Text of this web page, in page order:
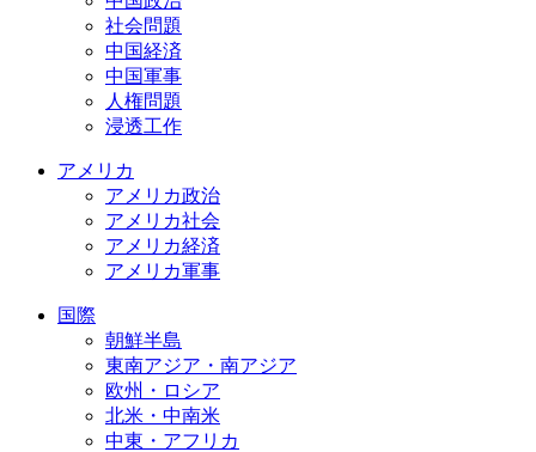
社会問題
中国経済
中国軍事
人権問題
浸透工作
アメリカ
アメリカ政治
アメリカ社会
アメリカ経済
アメリカ軍事
国際
朝鮮半島
東南アジア・南アジア
欧州・ロシア
北米・中南米
中東・アフリカ